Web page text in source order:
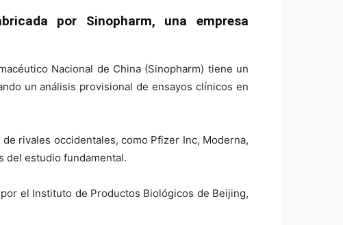
por Sinopharm, una empresa
Nacional de China (Sinopharm) tiene un
un análisis provisional de ensayos clínicos en
rivales occidentales, como Pfizer Inc, Moderna,
del estudio fundamental.
el Instituto de Productos Biológicos de Beijing,